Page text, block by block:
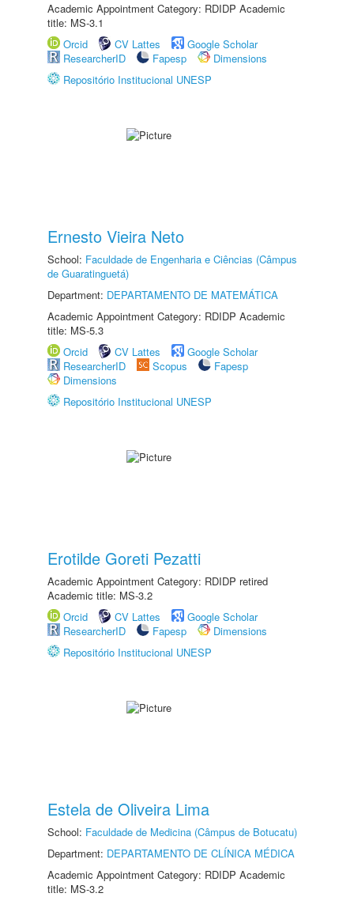
Academic Appointment Category: RDIDP Academic
title: MS-3.1
Orcid
CV Lattes
Google Scholar
ResearcherID
Fapesp
Dimensions
Repositório Institucional UNESP
Ernesto Vieira Neto
School: Faculdade de Engenharia e Ciências (Câmpus
de Guaratinguetá)
Department: DEPARTAMENTO DE MATEMÁTICA
Academic Appointment Category: RDIDP Academic
title: MS-5.3
Orcid
CV Lattes
Google Scholar
ResearcherID
Scopus
Fapesp
Dimensions
Repositório Institucional UNESP
Erotilde Goreti Pezatti
Academic Appointment Category: RDIDP retired
Academic title: MS-3.2
Orcid
CV Lattes
Google Scholar
ResearcherID
Fapesp
Dimensions
Repositório Institucional UNESP
Estela de Oliveira Lima
School: Faculdade de Medicina (Câmpus de Botucatu)
Department: DEPARTAMENTO DE CLÍNICA MÉDICA
Academic Appointment Category: RDIDP Academic
title: MS-3.2